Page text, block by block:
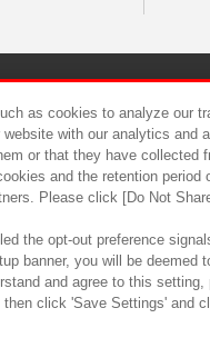
食品のご
as cookies to analyze our
with our analytics and
or that they have
and the retention
Please click [Do Not
the opt-out preference
banner, you will be
and agree to this
click 'Save Settings' and